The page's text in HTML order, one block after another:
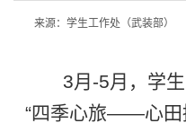
来源：学生工作处（武装部
3月-5月，学
“四季心旅——心田